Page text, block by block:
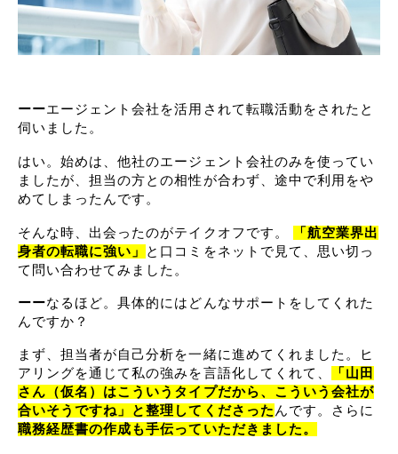
ーーエージェント会社を活用されて転職活動をされたと
伺いました。
はい。始めは、他社のエージェント会社のみを使ってい
ましたが、担当の方との相性が合わず、途中で利用をや
めてしまったんです。
そんな時、出会ったのがテイクオフです。
「航空業界出
身者の転職に強い」
と口コミをネットで見て、思い切っ
て問い合わせてみました。
ーーなるほど。具体的にはどんなサポートをしてくれた
んですか？
まず、担当者が自己分析を一緒に進めてくれました。ヒ
アリングを通じて私の強みを言語化してくれて、
「山田
さん（仮名）はこういうタイプだから、こういう会社が
合いそうですね」と整理してくださった んです。さらに
職務経歴書の作成も手伝っていただきました。